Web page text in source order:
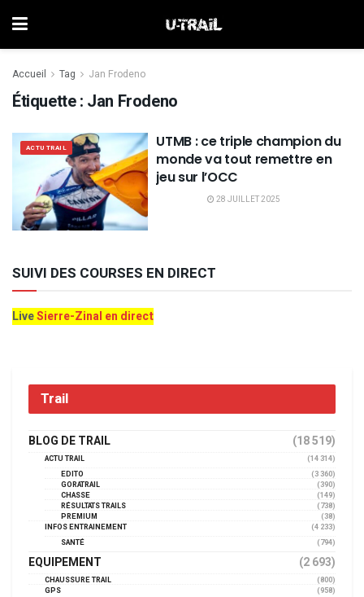
Accueil Tag Jan Frodeno
Étiquette : Jan Frodeno
ACTU TRAIL
UTMB : ce triple champion du
monde va tout remettre en
jeu sur l’OCC
28 JUILLET 2025
SUIVI DES COURSES EN DIRECT
LiveSierre-Zinal en direct
Trail
BLOG DE TRAIL (18 519)
ACTU TRAIL
(14 314)
EDITO
(3 360)
GORATRAIL
(390)
CHASSE
(149)
RÉSULTATS TRAILS
(738)
PREMIUM
(38)
INFOS ENTRAINEMENT
(4 233)
SANTÉ
(794)
EQUIPEMENT (2 693)
CHAUSSURE TRAIL
(800)
GPS
(958)